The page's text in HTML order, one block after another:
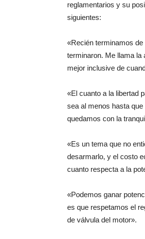
reglamentarios y su
siguientes:
«Recién terminamos
terminaron. Me llama la
mejor inclusive de
«El cuanto a la libertad
sea al menos hasta
quedamos con la
«Es un tema que no
desarmarlo, y el costo
cuanto respecta a la
«Podemos ganar
es que respetamos el
de válvula del motor».